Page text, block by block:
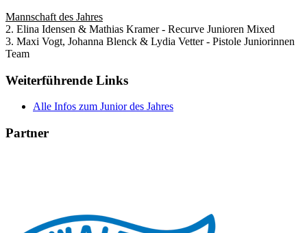
Mannschaft des Jahres
2. Elina Idensen & Mathias Kramer - Recurve Junioren Mixed
3. Maxi Vogt, Johanna Blenck & Lydia Vetter - Pistole Juniorinnen
Team
Weiterführende Links
Alle Infos zum Junior des Jahres
Partner